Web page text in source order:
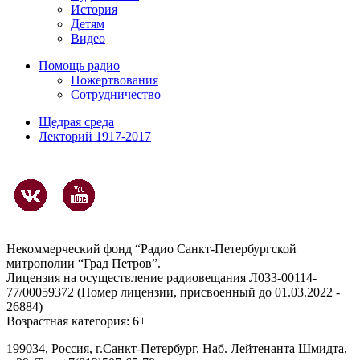
История
Детям
Видео
Помощь радио
Пожертвования
Сотрудничество
Щедрая среда
Лекторий 1917-2017
Некоммерческий фонд “Радио Санкт-Петербургской
митрополии “Град Петров”.
Лицензия на осуществление радиовещания Л033-00114-
77/00059372 (Номер лицензии, присвоенный до 01.03.2022 -
26884)
Возрастная категория: 6+
199034, Россия, г.Санкт-Петербург, Наб. Лейтенанта Шмидта,